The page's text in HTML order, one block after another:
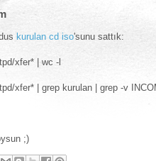
kurulan cd iso'sunu sattık:
xfer* | wc -l
xfer* | grep kurulan | grep -v
;)